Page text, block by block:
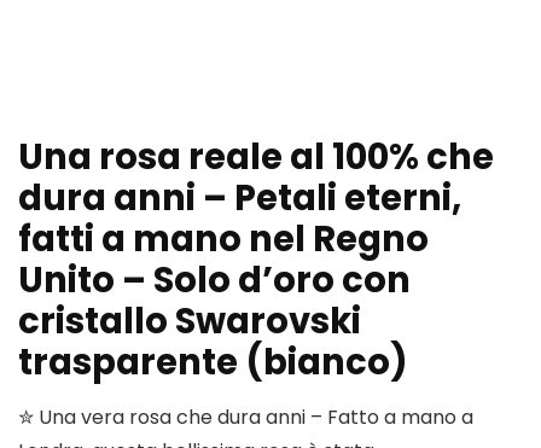
Una rosa reale al 100% che
dura anni – Petali eterni,
fatti a mano nel Regno
Unito – Solo d’oro con
cristallo Swarovski
trasparente (bianco)
✮ Una vera rosa che dura anni – Fatto a mano a